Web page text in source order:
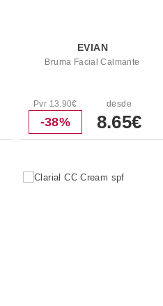
EVIAN
Bruma Facial Calmante
Pvr 13.90€
-38%
desde
8.65€